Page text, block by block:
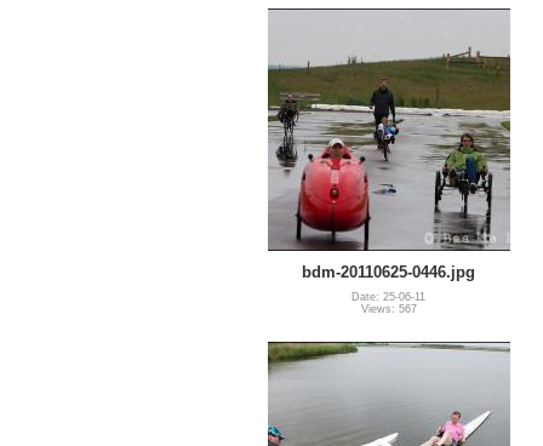
bdm-20110625-0446.jpg
Date: 25-06-11
Views: 567